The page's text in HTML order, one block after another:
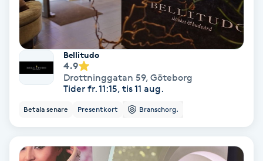
Hot Stone Massage
Hot yoga
Hudföryngring
Huduppstramning
Hudvård
Bellitudo
4.9
Drottninggatan 59, Göteborg
Tider fr. 11:15, tis 11 aug.
Betala senare Presentkort Branschorg.